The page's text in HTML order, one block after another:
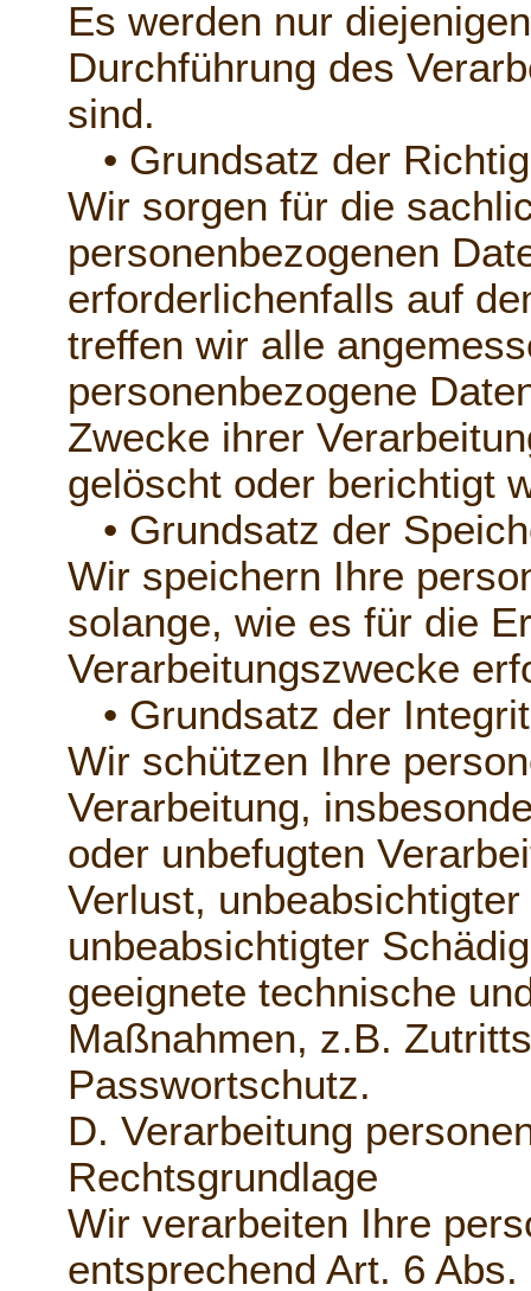
Es werden nur
Durchführung des
sind.
• Grundsatz der
Wir sorgen für die
personenbezogenen
erforderlichenfalls auf
treffen wir alle
personenbezogene
Zwecke ihrer
gelöscht oder berichtigt
• Grundsatz der
Wir speichern Ihre
solange, wie es für die
Verarbeitungszwecke
• Grundsatz der
Wir schützen Ihre
Verarbeitung,
oder unbefugten
Verlust,
unbeabsichtigter
geeignete technische
Maßnahmen, z.B.
Passwortschutz.
D. Verarbeitung
Rechtsgrundlage
Wir verarbeiten Ihre
entsprechend Art. 6